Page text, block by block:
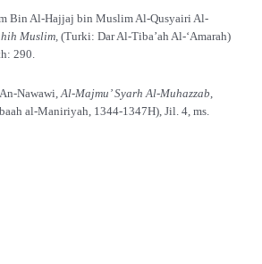
Bin Al-Hajjaj bin Muslim Al-Qusyairi Al-
Muslim, (Turki: Dar Al-Tiba’ah Al-‘Amarah)
290.
Nawawi,Al-Majmu’ Syarh Al-Muhazzab
al-Maniriyah, 1344-1347H), Jil. 4, ms.